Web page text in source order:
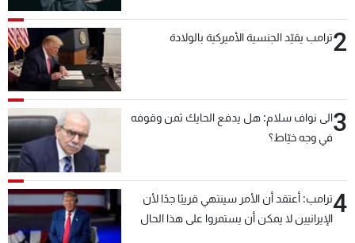
2ترامب يقيّد الجنسية الأميركية بالولادة
3الى نواف سلام: هل يدفع الحايك ثمن وقوفه
في وجه خيّاط؟
4ترامب: أعتقد أن الأمر سينتهي قريبًا جدًا لأن
الإيرانيين لا يمكن أن يستمروا على هذا الحال